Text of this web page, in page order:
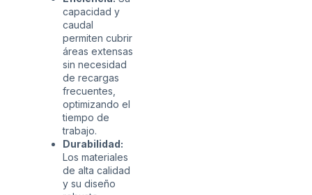
capacidad y
caudal
permiten cubrir
áreas extensas
sin necesidad
de recargas
frecuentes,
optimizando el
tiempo de
trabajo.
Durabilidad:
Los materiales
de alta calidad
y su diseño